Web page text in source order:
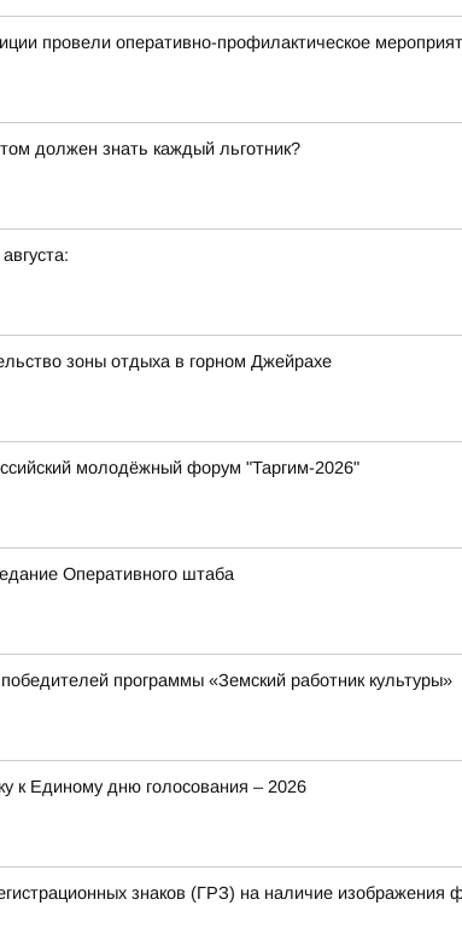
провели оперативно-профилактическое
должен знать каждый льготник?
зоны отдыха в горном Джейрахе
молодёжный форум "Таргим-2026"
Оперативного штаба
программы «Земский работник культуры»
к Единому дню голосования – 2026
знаков (ГРЗ) на наличие